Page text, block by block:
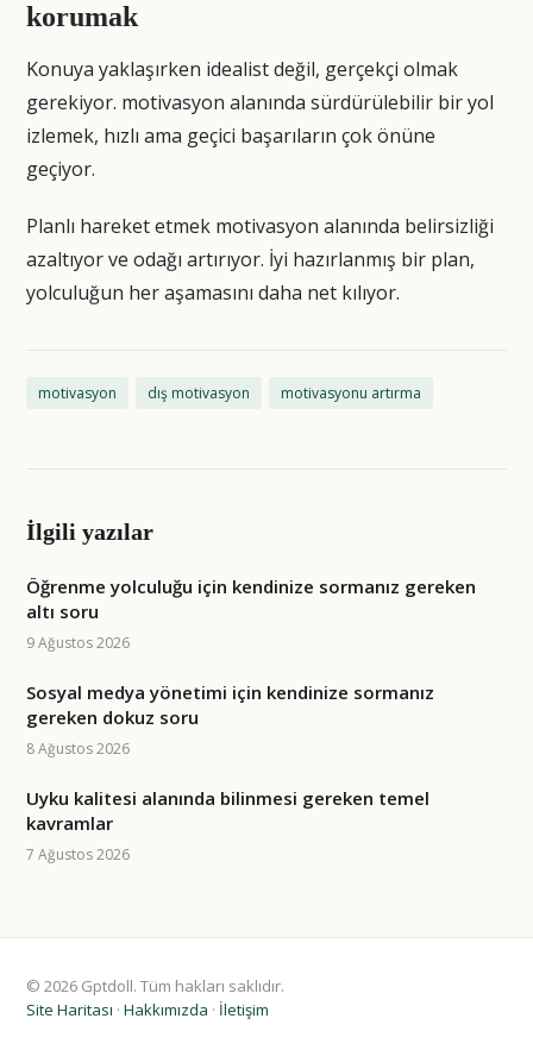
korumak
Konuya yaklaşırken idealist değil, gerçekçi olmak
gerekiyor. motivasyon alanında sürdürülebilir bir yol
izlemek, hızlı ama geçici başarıların çok önüne
geçiyor.
Planlı hareket etmek motivasyon alanında belirsizliği
azaltıyor ve odağı artırıyor. İyi hazırlanmış bir plan,
yolculuğun her aşamasını daha net kılıyor.
motivasyon dış motivasyon motivasyonu artırma
İlgili yazılar
Öğrenme yolculuğu için kendinize sormanız gereken
altı soru
9 Ağustos 2026
Sosyal medya yönetimi için kendinize sormanız
gereken dokuz soru
8 Ağustos 2026
Uyku kalitesi alanında bilinmesi gereken temel
kavramlar
7 Ağustos 2026
© 2026 Gptdoll. Tüm hakları saklıdır.
Site Haritası · Hakkımızda · İletişim